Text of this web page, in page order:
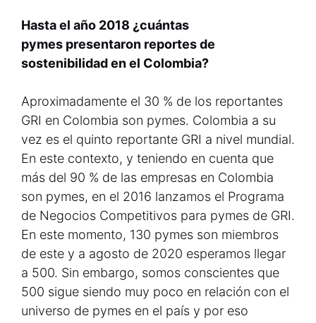
Hasta el año 2018 ¿cuántas
pymes presentaron reportes de
sostenibilidad en el Colombia?
Aproximadamente el 30 % de los reportantes
GRI en Colombia son pymes. Colombia a su
vez es el quinto reportante GRI a nivel mundial.
En este contexto, y teniendo en cuenta que
más del 90 % de las empresas en Colombia
son pymes, en el 2016 lanzamos el Programa
de Negocios Competitivos para pymes de GRI.
En este momento, 130 pymes son miembros
de este y a agosto de 2020 esperamos llegar
a 500. Sin embargo, somos conscientes que
500 sigue siendo muy poco en relación con el
universo de pymes en el país y por eso